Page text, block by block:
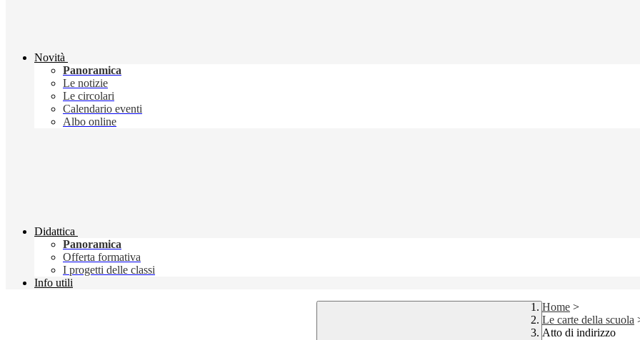
Novità
Panoramica
Le notizie
Le circolari
Calendario eventi
Albo online
Didattica
Panoramica
Offerta formativa
I progetti delle classi
Info utili
Home >
Le carte della scuola
Atto di indirizzo